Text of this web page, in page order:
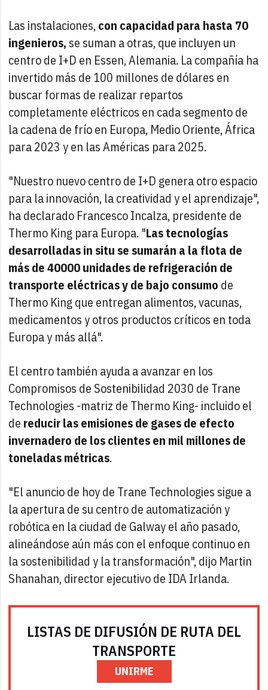
Las instalaciones,con capacidad para hasta 70
ingenieros, se suman a otras, que incluyen un
centro de I+D en Essen, Alemania. La compañía ha
invertido más de 100 millones de dólares en
buscar formas de realizar repartos
completamente eléctricos en cada segmento de
la cadena de frío en Europa, Medio Oriente, África
para 2023 y en las Américas para 2025.
"Nuestro nuevo centro de I+D genera otro espacio
para la innovación, la creatividad y el aprendizaje",
ha declarado Francesco Incalza, presidente de
Thermo King para Europa. "Las tecnologías
desarrolladas in situ se sumarán a la flota de
más de 40000 unidades de refrigeración de
transporte eléctricas y de bajo consumo de
Thermo King que entregan alimentos, vacunas,
medicamentos y otros productos críticos en toda
Europa y más allá".
El centro también ayuda a avanzar en los
Compromisos de Sostenibilidad 2030 de Trane
Technologies -matriz de Thermo King- incluido el
de reducir las emisiones de gases de efecto
invernadero de los clientes en mil millones de
toneladas métricas.
"El anuncio de hoy de Trane Technologies sigue a
la apertura de su centro de automatización y
robótica en la ciudad de Galway el año pasado,
alineándose aún más con el enfoque continuo en
la sostenibilidad y la transformación", dijo Martin
Shanahan, director ejecutivo de IDA Irlanda.
LISTAS DE DIFUSIÓN DE RUTA DEL
TRANSPORTE
UNIRME